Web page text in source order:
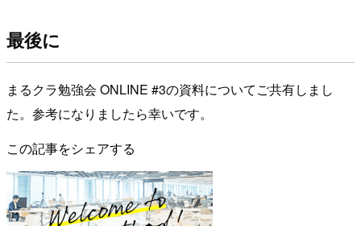
最後に
まるクラ勉強会 ONLINE #3の資料についてご共有しまし
た。参考になりましたら幸いです。
この記事をシェアする